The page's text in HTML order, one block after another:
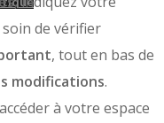
de vérifier
, tout en bas de
modifications.
à votre espace